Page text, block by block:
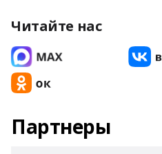
Читайте нас
Партнеры